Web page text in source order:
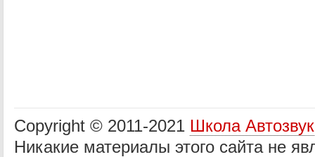
Copyright © 2011-2021 Школа
Никакие материалы этого сайта не